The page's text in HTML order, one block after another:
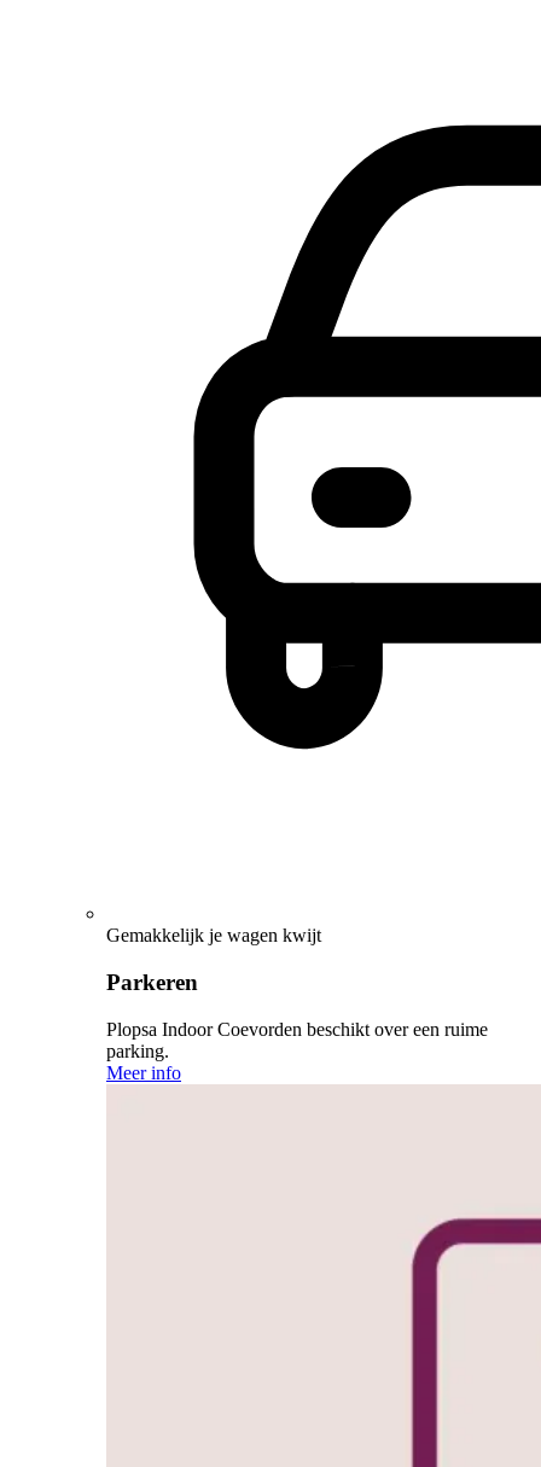
Gemakkelijk je wagen kwijt
Parkeren
Plopsa Indoor Coevorden beschikt over een ruime
parking.
Meer info